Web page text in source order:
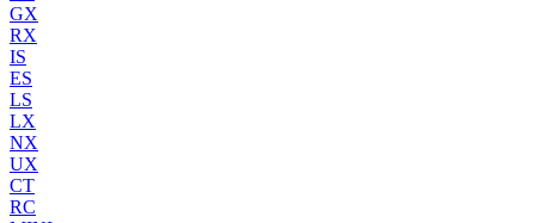
GX
RX
IS
ES
LS
LX
NX
UX
CT
RC